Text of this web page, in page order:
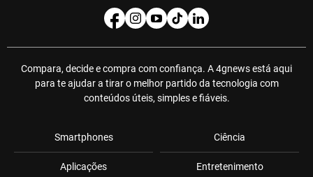
Compara, decide e compra com confiança. A 4gnews está aqui
para te ajudar a tirar o melhor partido da tecnologia com
conteúdos úteis, simples e fiáveis.
Smartphones
Aplicações
Ciência
Entretenimento